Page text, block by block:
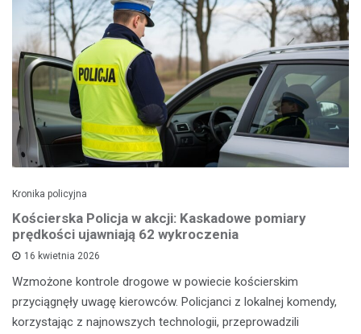
Kronika policyjna
Kościerska Policja w akcji: Kaskadowe pomiary
prędkości ujawniają 62 wykroczenia
16 kwietnia 2026
Wzmożone kontrole drogowe w powiecie kościerskim
przyciągnęły uwagę kierowców. Policjanci z lokalnej komendy,
korzystając z najnowszych technologii, przeprowadzili